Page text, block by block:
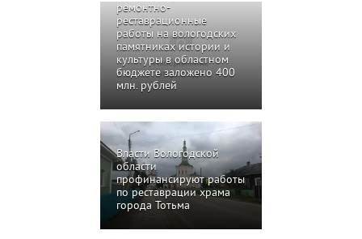
ремонтно-
реставрационные
работы на вологодских
памятниках истории и
культуры в областном
бюджете заложено 400
млн. рублей
Власти Вологодской
области
профинансируют работы
по реставрации храма
города Тотьма